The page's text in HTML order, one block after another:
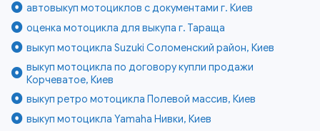
автовыкуп мотоциклов с документами г. Киев
оценка мотоцикла для выкупа г. Тараща
выкуп мотоцикла Suzuki Соломенский район, Киев
выкуп мотоцикла по договору купли продажи
Корчеватое, Киев
выкуп ретро мотоцикла Полевой массив, Киев
выкуп мотоцикла Yamaha Нивки, Киев